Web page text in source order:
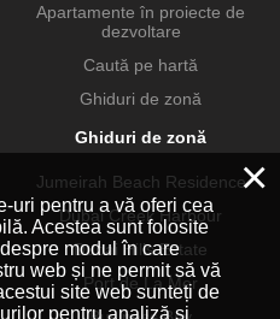
Apartamente în proiecte de
dezvoltare
Caută pe hartă
Ghiduri de zonă
Ghiduri de zonă
Jumeirah Beach Residence
Dubai Creek Harbour
Dubai Hills Estate
Port de La Mer
×
uri pentru a vă oferi cea
Acestea sunt folosite
modul în care
web și ne permit să vă
site web sunteți de
pentru analiză și